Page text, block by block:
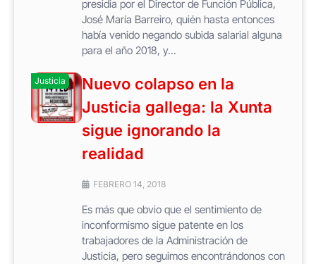
presidia por el Director de Función Pública,
José María Barreiro, quién hasta entonces
había venido negando subida salarial alguna
para el año 2018, y...
Justicia
Nuevo colapso en la
Justicia gallega: la Xunta
sigue ignorando la
realidad
FEBRERO 14, 2018
Es más que obvio que el sentimiento de
inconformismo sigue patente en los
trabajadores de la Administración de
Justicia, pero seguimos encontrándonos con